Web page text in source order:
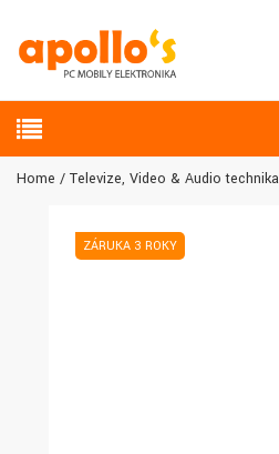
Home Televize, Video & Audio technika
ZÁRUKA 3 ROKY